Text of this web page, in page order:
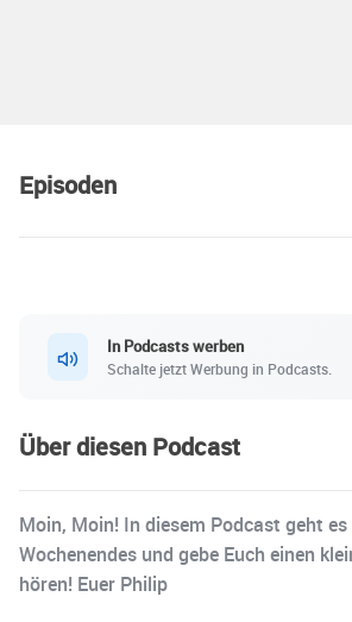
Episoden
In Podcasts werben
Schalte jetzt Werbung in Podcasts.
Über diesen Podcast
Moin, Moin! In diesem Podcast geht
Wochenendes und gebe Euch einen
hören! Euer Philip